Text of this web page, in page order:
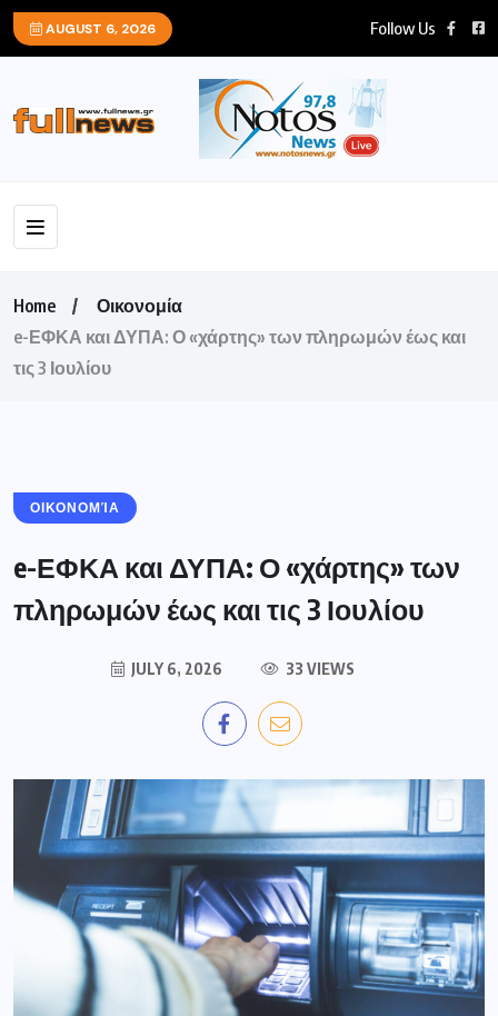
AUGUST 6, 2026 Follow Us
Home
Οικονομία
e-ΕΦΚΑ και ΔΥΠΑ: Ο «χάρτης» των πληρωμών έως και
τις 3 Ιουλίου
ΟΙΚΟΝΟΜΊΑ
e-ΕΦΚΑ και ΔΥΠΑ: Ο «χάρτης» των
πληρωμών έως και τις 3 Ιουλίου
JULY 6, 2026 33 VIEWS